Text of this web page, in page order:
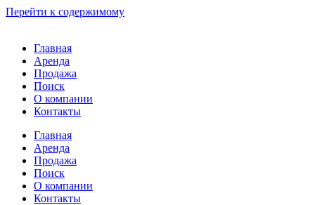
Перейти к содержимому
Главная
Аренда
Продажа
Поиск
О компании
Контакты
Главная
Аренда
Продажа
Поиск
О компании
Контакты